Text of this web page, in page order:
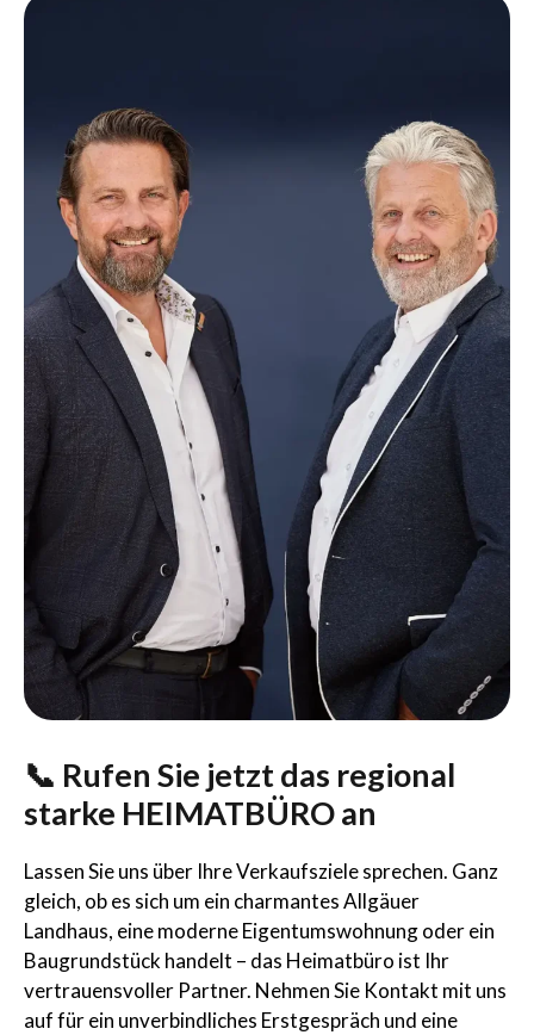
📞 Rufen Sie jetzt das regional
starke HEIMATBÜRO an
Lassen Sie uns über Ihre Verkaufsziele sprechen. Ganz
gleich, ob es sich um ein charmantes Allgäuer
Landhaus, eine moderne Eigentumswohnung oder ein
Baugrundstück handelt – das Heimatbüro ist Ihr
vertrauensvoller Partner. Nehmen Sie Kontakt mit uns
auf für ein unverbindliches Erstgespräch und eine